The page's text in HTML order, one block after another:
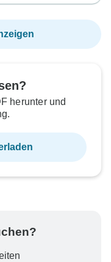
herunter und